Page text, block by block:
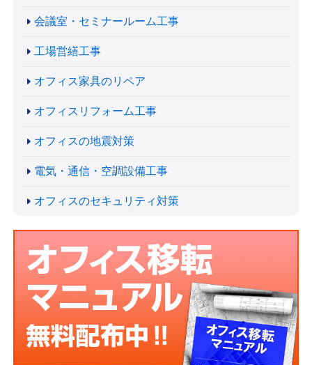
会議室・セミナールーム工事
工場営繕工事
オフィス家具のリペア
オフィスリフォーム工事
オフィスの地震対策
電気・通信・空調設備工事
オフィスのセキュリティ対策